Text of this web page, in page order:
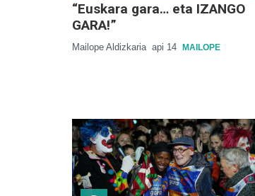
“Euskara gara… eta IZANGO
GARA!”
Mailope Aldizkaria api 14 MAILOPE